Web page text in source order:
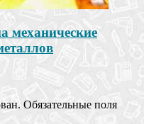
механические
Обязательные поля